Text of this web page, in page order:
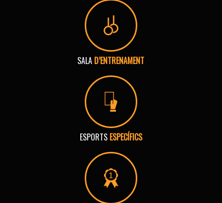
SALA D’ENTRENAMENT
ESPORTS ESPECÍFICS